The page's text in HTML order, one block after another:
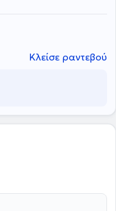
Κλείσε ραντεβού